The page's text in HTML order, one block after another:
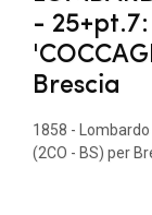
-
Brescia
1858 - Lombardo
(2CO - BS) per